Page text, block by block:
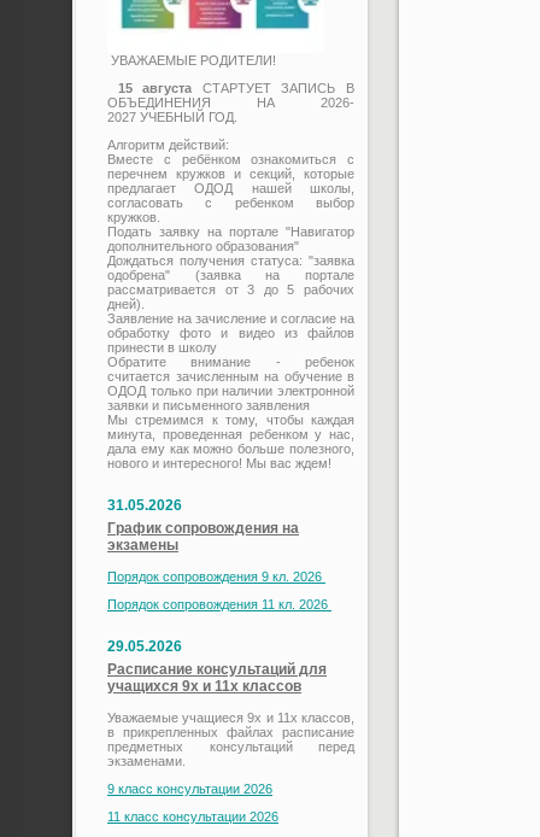
УВАЖАЕМЫЕ РОДИТЕЛИ!
15 августа СТАРТУЕТ ЗАПИСЬ В
ОБЪЕДИНЕНИЯ НА 2026-
2027 УЧЕБНЫЙ ГОД.
Алгоритм действий:
Вместе с ребёнком ознакомиться с
перечнем кружков и секций, которые
предлагает ОДОД нашей школы,
согласовать с ребенком выбор
кружков.
Подать заявку на портале "Навигатор
дополнительного образования"
Дождаться получения статуса: "заявка
одобрена" (заявка на портале
рассматривается от 3 до 5 рабочих
дней).
Заявление на зачисление и согласие на
обработку фото и видео из файлов
принести в школу
Обратите внимание - ребенок
считается зачисленным на обучение в
ОДОД только при наличии электронной
заявки и письменного заявления
Мы стремимся к тому, чтобы каждая
минута, проведенная ребенком у нас,
дала ему как можно больше полезного,
нового и интересного! Мы вас ждем!
31.05.2026
График сопровождения на
экзамены
Порядок сопровождения 9 кл. 2026
Порядок сопровождения 11 кл. 2026
29.05.2026
Расписание консультаций для
учащихся 9х и 11х классов
Уважаемые учащиеся 9х и 11х классов,
в прикрепленных файлах расписание
предметных консультаций перед
экзаменами.
9 класс консультации 2026
11 класс консультации 2026